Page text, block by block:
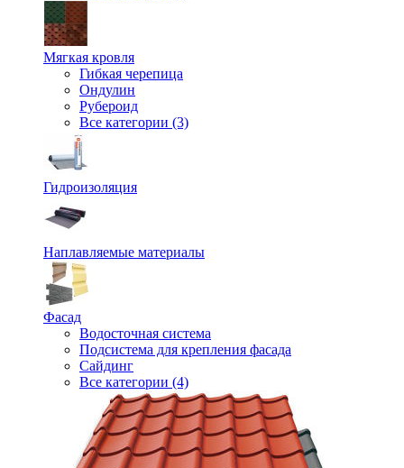
Мягкая кровля
Гибкая черепица
Ондулин
Рубероид
Все категории (3)
Гидроизоляция
Наплавляемые материалы
Фасад
Водосточная система
Подсистема для крепления фасада
Сайдинг
Все категории (4)